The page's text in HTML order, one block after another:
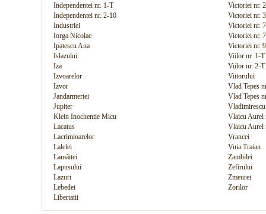
Independentei nr. 1-T
Victoriei nr.
Independentei nr. 2-10
Victoriei nr.
Industriei
Victoriei nr.
Iorga Nicolae
Victoriei nr.
Ipatescu Ana
Victoriei nr.
Islazului
Viilor nr. 1-T
Iza
Viilor nr. 2-T
Izvoarelor
Viitorului
Izvor
Vlad Tepes
Jandarmeriei
Vlad Tepes
Jupiter
Klein Inochentie Micu
Vlaicu Aurel
Lacatus
Vlaicu Aurel
Lacrimioarelor
Vrancei
Lalelei
Vuia Traian
Lamâitei
Zambilei
Lapusului
Zefirului
Lazuri
Zmeurei
Lebedei
Zorilor
Libertatii